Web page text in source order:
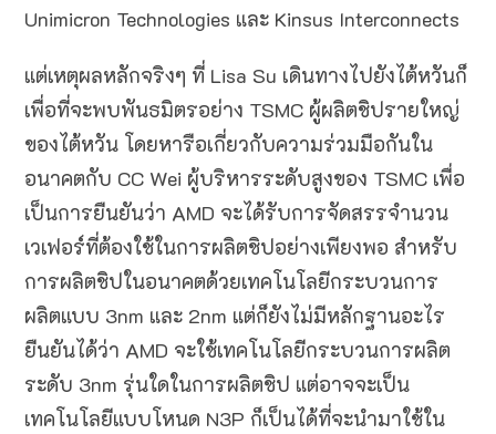
Unimicron Technologies และ Kinsus Interconnects
แต่เหตุผลหลักจริงๆ ที่ Lisa Su เดินทางไปยังไต้หวันก็
เพื่อที่จะพบพันธมิตรอย่าง TSMC ผู้ผลิตชิปรายใหญ่
ของไต้หวัน โดยหารือเกี่ยวกับความร่วมมือกันใน
อนาคตกับ CC Wei ผู้บริหารระดับสูงของ TSMC เพื่อ
เป็นการยืนยันว่า AMD จะได้รับการจัดสรรจำนวน
เวเฟอร์ที่ต้องใช้ในการผลิตชิปอย่างเพียงพอ สำหรับ
การผลิตชิปในอนาคตด้วยเทคโนโลยีกระบวนการ
ผลิตแบบ 3nm และ 2nm แต่ก็ยังไม่มีหลักฐานอะไร
ยืนยันได้ว่า AMD จะใช้เทคโนโลยีกระบวนการผลิต
ระดับ 3nm รุ่นใดในการผลิตชิป แต่อาจจะเป็น
เทคโนโลยีแบบโหนด N3P ก็เป็นได้ที่จะนำมาใช้ใน